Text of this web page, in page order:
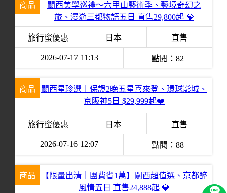
商品
關西美學巡禮～六甲山藝術季、藝境奇幻之
旅、漫遊三都物語五日 直售29,800起 💎
旅行蜜優惠 日本 直售
2026-07-17 11:13 點閱：82
商品
關西星珍選｜保證2晚五星喜來登、環球影城、
京阪神5日 $29,999起❤️
旅行蜜優惠 日本 直售
2026-07-16 12:07 點閱：88
商品
【限量出清｜團費省1萬】關西超值選、京都醉
風情五日 直售24,888起 💎